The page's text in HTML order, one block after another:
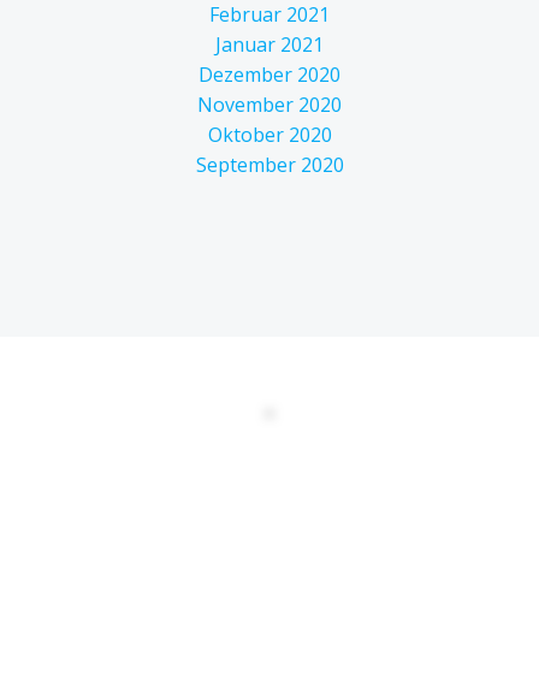
Februar 2021
Januar 2021
Dezember 2020
November 2020
Oktober 2020
September 2020